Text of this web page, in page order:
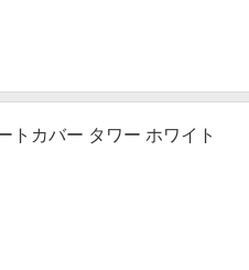
トカバー タワー ホワイト